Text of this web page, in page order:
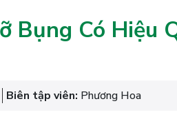
Bụng Có Hiệu
Biên tập viên: Phương Hoa